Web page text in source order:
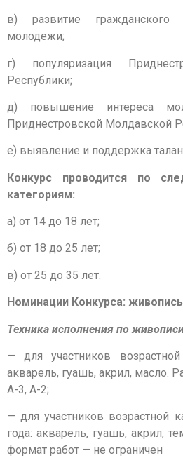
в) развитие гражданского
молодежи;
г) популяризация
Республики;
д) повышение интереса
Приднестровской Молдавской
е) выявление и поддержка
Конкурс проводится по
категориям:
а) от 14 до 18 лет;
б) от 18 до 25 лет;
в) от 25 до 35 лет.
Номинации Конкурса:
Техника исполнения по
— для участников
акварель, гуашь, акрил, масло.
А-3, А-2;
— для участников возрастной
года: акварель, гуашь, акрил,
формат работ — не ограничен